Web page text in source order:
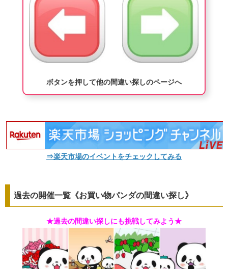
ボタンを押して他の間違い探しのページへ
⇒楽天市場のイベントをチェックしてみる
過去の開催一覧《お買い物パンダの間違い探し》
★過去の間違い探しにも挑戦してみよう★